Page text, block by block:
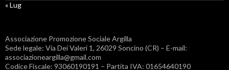
« Lug
Associazione Promozione Sociale Argilla
Sede legale: Via Dei Valeri 1, 26029 Soncino (CR) – E-mail:
associazioneargilla@gmail.com
Codice Fiscale: 93060190191 – Partita IVA: 01654640190